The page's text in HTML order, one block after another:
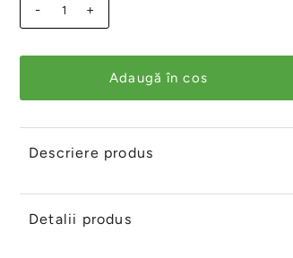
- +
Descriere produs
Detalii produs